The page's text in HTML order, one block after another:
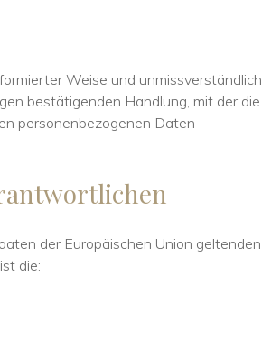
Weise und unmissverständlich
bestätigenden Handlung, mit der die
personenbezogenen Daten
der Europäischen Union geltenden
die: